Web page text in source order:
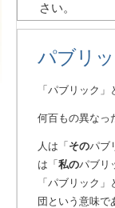
さい。
パブリ
「パブリック
何百もの異なっ
人は「そのパブ
は「私のパブリ
「パブリック
団という意味で